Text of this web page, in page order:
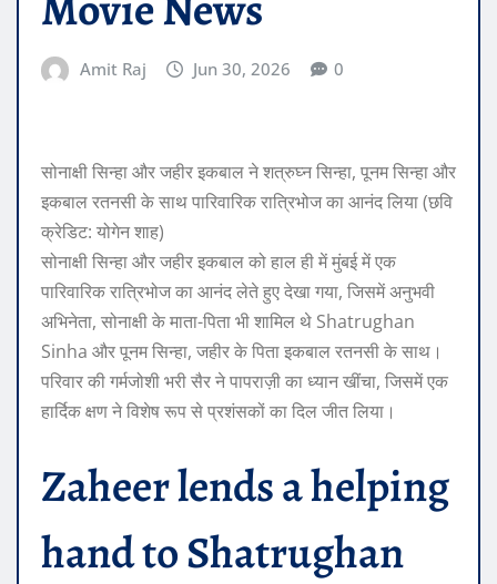
Amit Raj Jun 30, 2026 0
सोनाक्षी सिन्हा और जहीर इकबाल ने शत्रुघ्न सिन्हा, पूनम सिन्हा और
इकबाल रतनसी के साथ पारिवारिक रात्रिभोज का आनंद लिया (छवि
क्रेडिट: योगेन शाह)
सोनाक्षी सिन्हा और जहीर इकबाल को हाल ही में मुंबई में एक
पारिवारिक रात्रिभोज का आनंद लेते हुए देखा गया, जिसमें अनुभवी
अभिनेता, सोनाक्षी के माता-पिता भी शामिल थे Shatrughan
Sinha और पूनम सिन्हा, जहीर के पिता इकबाल रतनसी के साथ।
परिवार की गर्मजोशी भरी सैर ने पापराज़ी का ध्यान खींचा, जिसमें एक
हार्दिक क्षण ने विशेष रूप से प्रशंसकों का दिल जीत लिया।
Zaheer lends a helping
hand to Shatrughan